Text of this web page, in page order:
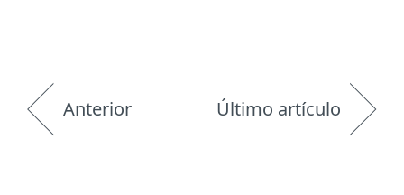
Anterior Último artículo